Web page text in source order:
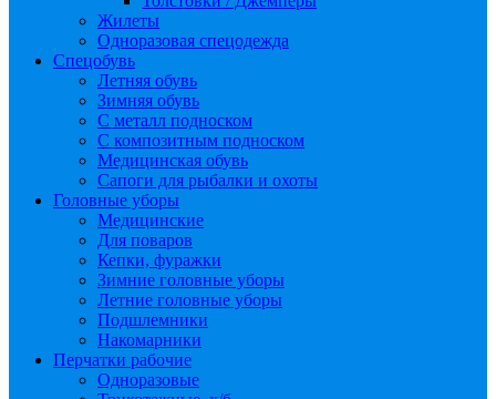
Жилеты
Одноразовая спецодежда
Спецобувь
Летняя обувь
Зимняя обувь
С металл подноском
С композитным подноском
Медицинская обувь
Сапоги для рыбалки и охоты
Головные уборы
Медицинские
Для поваров
Кепки, фуражки
Зимние головные уборы
Летние головные уборы
Подшлемники
Накомарники
Перчатки рабочие
Одноразовые